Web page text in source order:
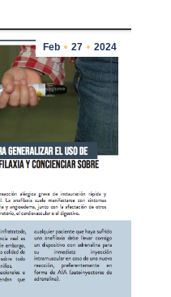
Feb 27 2024